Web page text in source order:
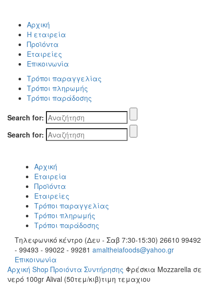
Αρχική
Η εταιρεία
Προϊόντα
Εταιρείες
Επικοινωνία
Τρόποι παραγγελίας
Τρόποι πληρωμής
Τρόποι παράδοσης
Search for:
Search for:
Αρχική
Εταιρεία
Προϊόντα
Εταιρείες
Τρόποι παραγγελίας
Τρόποι πληρωμής
Τρόποι παράδοσης
Τηλεφωνικό κέντρο (Δευ - Σαβ 7:30-15:30) 26610 99492
- 99493 - 99022 - 99281 amaltheiafoods@yahoo.gr
Επικοινωνία
Αρχική Shop Προιόντα Συντήρησης Φρέσκια Mozzarella σε
νερό 100gr Alival (50τεμ/κιβ)τιμη τεμαχιου